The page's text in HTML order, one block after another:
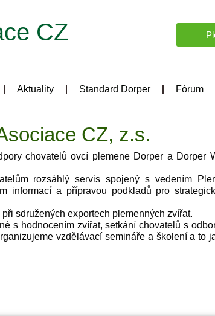
CZ
Aktuality Standard Dorper Fórum
CZ, z.s.
chovatelů ovcí plemene Dorper a Dorper
rozsáhlý servis spojený s vedením
informací a přípravou podkladů pro
sdružených exportech plemenných zvířat.
s hodnocením zvířat, setkání chovatelů s
vzdělávací semináře a školení a to